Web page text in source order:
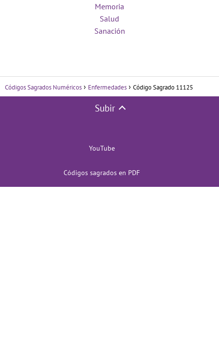
Memoria
Salud
Sanación
Códigos Sagrados Numéricos Enfermedades Código Sagrado 11125
Subir
YouTube
Códigos sagrados en PDF